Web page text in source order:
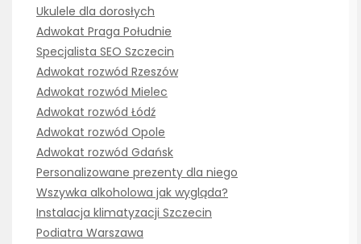
Ukulele dla dorosłych
Adwokat Praga Południe
Specjalista SEO Szczecin
Adwokat rozwód Rzeszów
Adwokat rozwód Mielec
Adwokat rozwód Łódź
Adwokat rozwód Opole
Adwokat rozwód Gdańsk
Personalizowane prezenty dla niego
Wszywka alkoholowa jak wygląda?
Instalacja klimatyzacji Szczecin
Podiatra Warszawa